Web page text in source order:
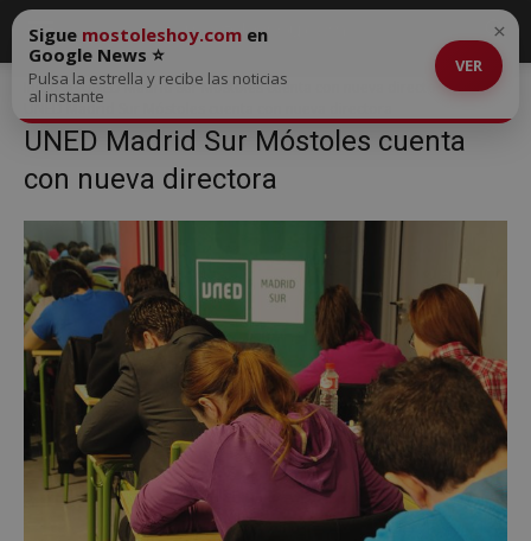
Inicio
UNED Madrid Sur Móstoles cuenta con nueva directora
UNED Madrid Sur Móstoles cuenta con nueva directora
UNED Madrid Sur Móstoles cuenta
con nueva directora
Sigue mostoleshoy.com en
Google News ⭐
Pulsa la estrella y recibe las noticias
al instante
VER
×